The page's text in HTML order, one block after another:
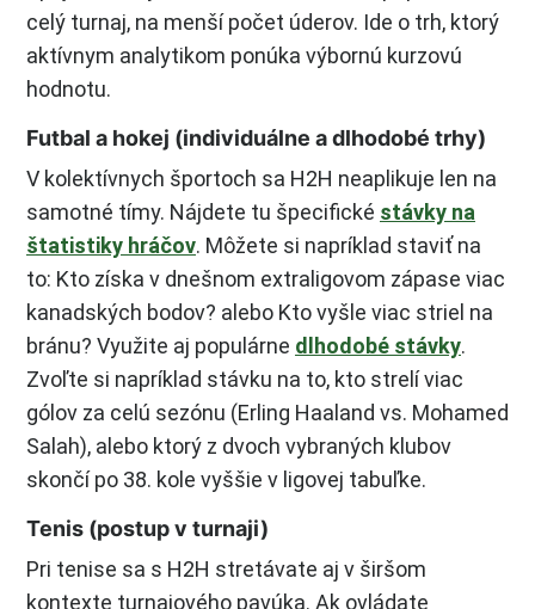
celý turnaj, na menší počet úderov. Ide o trh, ktorý
aktívnym analytikom ponúka výbornú kurzovú
hodnotu.
Futbal a hokej (individuálne a dlhodobé trhy)
V kolektívnych športoch sa H2H neaplikuje len na
samotné tímy. Nájdete tu špecifické stávky na
štatistiky hráčov. Môžete si napríklad staviť na
to: Kto získa v dnešnom extraligovom zápase viac
kanadských bodov? alebo Kto vyšle viac striel na
bránu? Využite aj populárne dlhodobé stávky.
Zvoľte si napríklad stávku na to, kto strelí viac
gólov za celú sezónu (Erling Haaland vs. Mohamed
Salah), alebo ktorý z dvoch vybraných klubov
skončí po 38. kole vyššie v ligovej tabuľke.
Tenis (postup v turnaji)
Pri tenise sa s H2H stretávate aj v širšom
kontexte turnajového pavúka. Ak ovládate